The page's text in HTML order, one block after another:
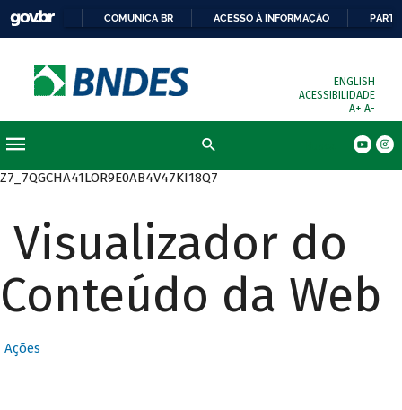
COMUNICA BR ACESSO À INFORMAÇÃO
ENGLISH
ACESSIBILIDADE
A+ A-
Z7_7QGCHA41LOR9E0AB4V47KI18Q7
Visualizador do
Conteúdo da Web
Ações